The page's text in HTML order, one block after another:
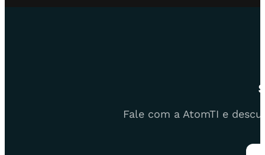
Fale com a AtomTI e